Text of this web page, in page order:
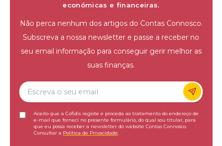
económicas e financeiras.
Não perca nenhum dos artigos do Contas Connosco.
Subscreva a nossa newsletter e passe a receber no
seu email informação para conseguir gerir melhor as
suas finanças.
Aceito que a Cofidis registe e proceda ao tratamento do endereço de
e-mail que forneci no presente formulário, do qual sou titular, para
que eu possa receber a newsletter do website Contas Connosco.
Consultar a Política de Privacidade